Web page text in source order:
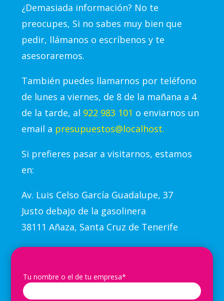
¿Demasiada información? No te
preocupes, Si no sabes muy bien que
pedir, llámanos o escríbenos y te
asesoraremos.
También puedes llamarnos por teléfono
de lunes a viernes, de 8 de la mañana a 4
de la tarde, al 922 983 101 o enviarnos un
email a presupuestos@localhost.
Si prefieres pasar a visitarnos, estamos
en:
Av. Luis Celso García Guadalupe, 37
Justo debajo de la gasolinera
38111 Añaza, Santa Cruz de Tenerife
Tu nombre o el de tu empresa*